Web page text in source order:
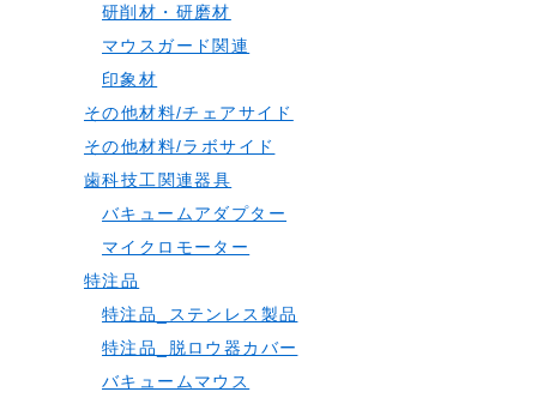
研削材・研磨材
マウスガード関連
印象材
その他材料/チェアサイド
その他材料/ラボサイド
歯科技工関連器具
バキュームアダプター
マイクロモーター
特注品
特注品_ステンレス製品
特注品_脱ロウ器カバー
バキュームマウス